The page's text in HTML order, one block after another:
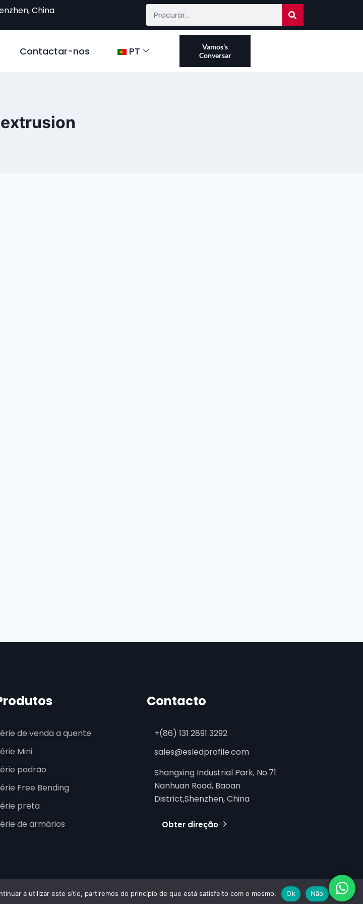
China
Contactar-nos PT
Vamos's
Conversar
de venda a quente
Mini
padrão
Free Bending
preta
de armários
Contacto
+(86) 131 2891 3292
sales@esledprofile.com
Shangxing Industrial Park, No.71
Nanhuan Road, Baoan
District,Shenzhen, China
Obter direção
os direitos reservados.
a utilizar este sítio, partiremos do princípio de que está satisfeito com o mesmo. Ok Não